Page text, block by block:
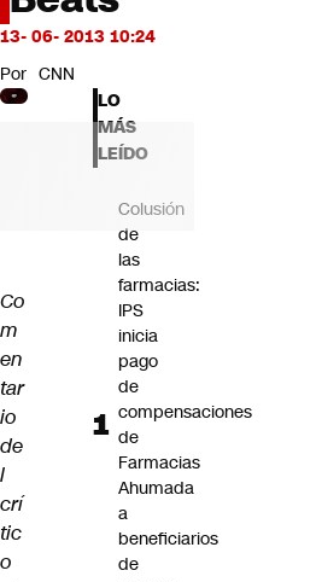
Futuro 360
13- 06- 2013 10:24
Por CNN
Co
m
en
tar
io
de
l
crí
tic
o
LO
MÁS
LEÍDO
Colusión
de
las
farmacias:
IPS
inicia
pago
de
compensaciones
de
Farmacias
Ahumada
a
beneficiarios
de